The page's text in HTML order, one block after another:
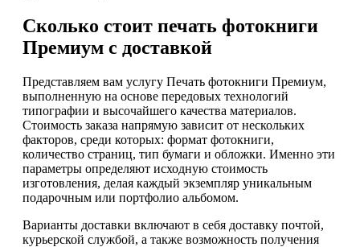
Сколько стоит печать фотокниги
Премиум с доставкой
Представляем вам услугу Печать фотокниги Премиум,
выполненную на основе передовых технологий
типографии и высочайшего качества материалов.
Стоимость заказа напрямую зависит от нескольких
факторов, среди которых: формат фотокниги,
количество страниц, тип бумаги и обложки. Именно эти
параметры определяют исходную стоимость
изготовления, делая каждый экземпляр уникальным
подарочным или портфолио альбомом.
Варианты доставки включают в себя доставку почтой,
курьерской службой, а также возможность получения